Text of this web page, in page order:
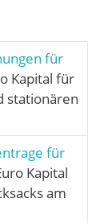
für
Kapital für
stationären
für
Kapital
am